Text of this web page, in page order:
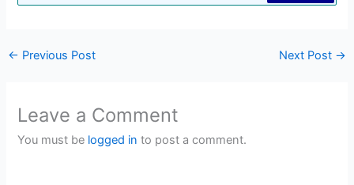
← Previous Post Next Post →
Leave a Comment
You must be logged in to post a comment.